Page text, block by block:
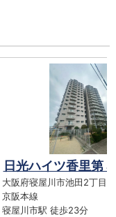
日光ハイツ香里第５
大阪府寝屋川市池田2丁目
京阪本線
寝屋川市駅 徒歩23分